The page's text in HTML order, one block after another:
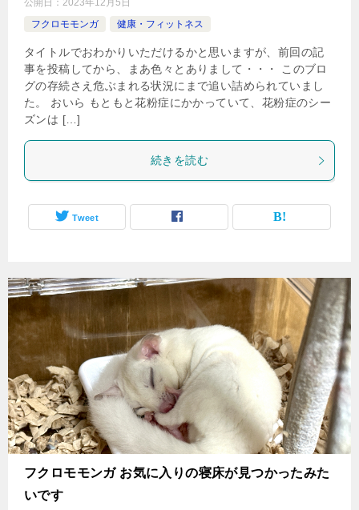
公開日： 2023年12月5日
フクロモモンガ
健康・フィットネス
タイトルでおわかりいただけるかと思いますが、前回の記
事を投稿してから、まあ色々とありまして・・・ このブロ
グの存続さえ危ぶまれる状況にまで追い詰められていまし
た。 おいら もともと花粉症にかかっていて、花粉症のシー
ズンは […]
続きを読む
Tweet
フクロモモンガ お気に入りの寝床が見つかったみた
いです